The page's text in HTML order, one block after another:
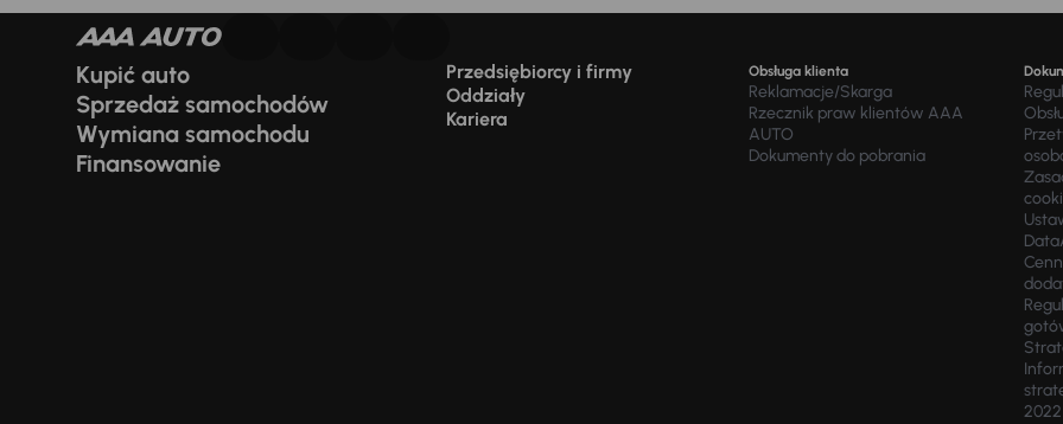
Kupić auto
Sprzedaż samochodów
Wymiana samochodu
Finansowanie
Przedsiębiorcy i firmy
Oddziały
Kariera
Obsługa klienta
Reklamacje/Skarga
Rzecznik praw klientów AAA
AUTO
Dokumenty do pobrania
2022